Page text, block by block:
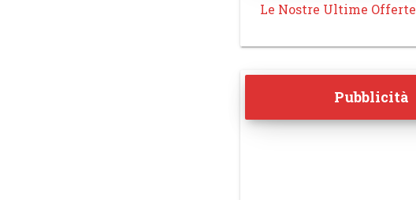
Le Nostre Ultime Offerte
Pubblicità